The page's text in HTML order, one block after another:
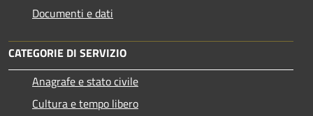
Documenti e dati
CATEGORIE DI SERVIZIO
Anagrafe e stato civile
Cultura e tempo libero